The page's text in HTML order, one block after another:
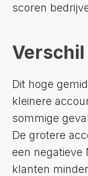
scoren
Dit hoge
kleinere
sommige
De grotere
een negatieve
klanten